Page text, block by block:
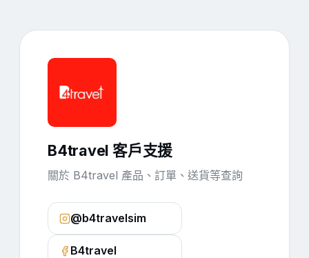
B4travel 客戶支援
關於 B4travel 產品、訂單、送貨等查詢
@b4travelsim
B4travel